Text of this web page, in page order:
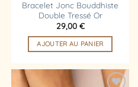
Bracelet Jonc Bouddhiste
Double Tressé Or
29,00 €
AJOUTER AU PANIER